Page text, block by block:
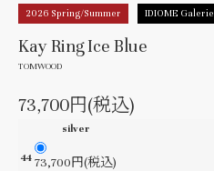
2026 Spring/Summer IDIOME Galerie
Kay Ring Ice Blue
TOMWOOD
73,700円(税込)
silver
44 73,700円(税込)